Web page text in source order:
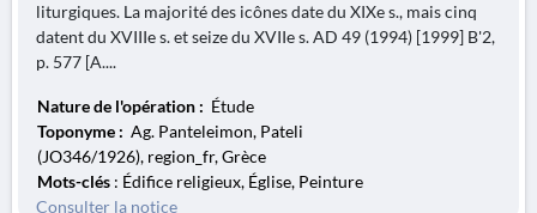
liturgiques. La majorité des icônes date du XIXe s., mais cinq
datent du XVIIIe s. et seize du XVIIe s. AD 49 (1994) [1999] B'2,
p. 577 [A....
Nature de l'opération : Étude
Toponyme : Ag. Panteleimon, Pateli
(JO346/1926), region_fr, Grèce
Mots-clés : Édifice religieux, Église, Peinture
Consulter la notice